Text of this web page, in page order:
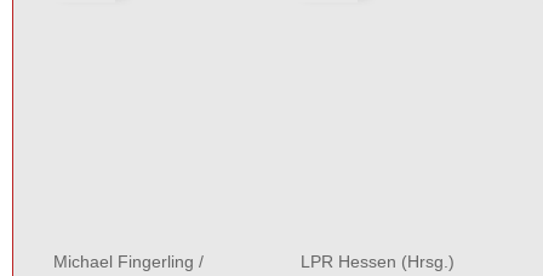
Michael Fingerling /
LPR Hessen (Hrsg.)